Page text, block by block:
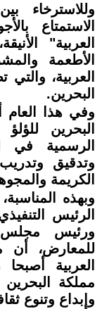
وللاسترخاء
الاستمتاع
العربية"
الأطعمة
العربية،
البحرين.
وفي هذا
البحرين
الرسمية في
وتدقيق
الكريمة
وبهذه
الرئيس
ورئيس مجلس
للمعارض، أن
العربية
مملكة
وإبداع وتنوع